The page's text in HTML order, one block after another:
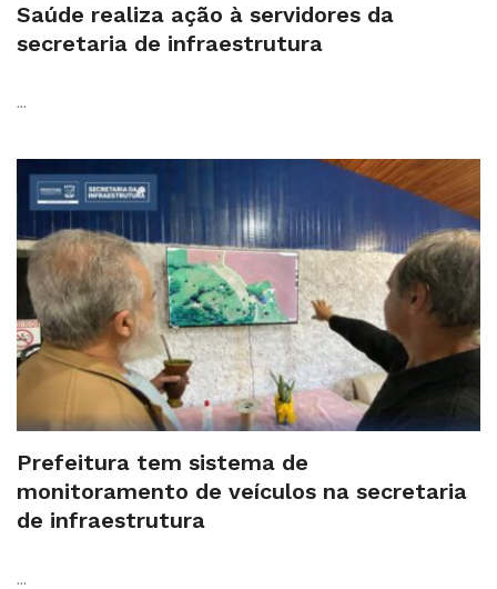
Saúde realiza ação à servidores da
secretaria de infraestrutura
...
Prefeitura tem sistema de
monitoramento de veículos na secretaria
de infraestrutura
...